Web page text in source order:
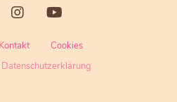
Kontakt
Cookies
Datenschutzerklärung